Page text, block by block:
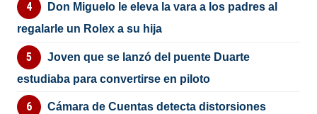
Don Miguelo le eleva la vara a los padres al
regalarle un Rolex a su hija
Joven que se lanzó del puente Duarte
estudiaba para convertirse en piloto
Cámara de Cuentas detecta distorsiones